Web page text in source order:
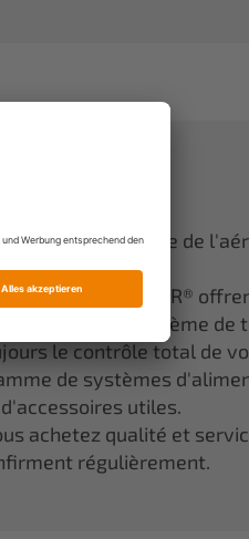
dans le monde de
réalité.
ELAPOR®
à notre système de
le contrôle total de
de systèmes
utiles.
achetez qualité et
régulièrement.